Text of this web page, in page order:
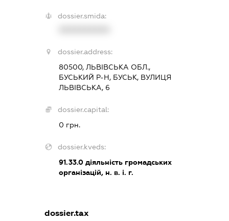
dossier.smida:
dossier.address:
80500, ЛЬВІВСЬКА ОБЛ.,
БУСЬКИЙ Р-Н, БУСЬК, ВУЛИЦЯ
ЛЬВІВСЬКА, 6
dossier.capital:
0 грн.
dossier.kveds:
91.33.0 діяльність громадських
організацій, н. в. і. г.
dossier.tax